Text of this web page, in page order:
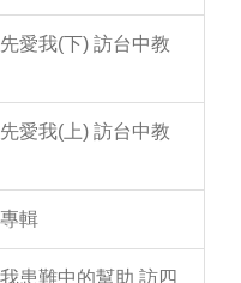
愛我(下) 訪台中教
愛我(上) 訪台中教
輯
患難中的幫助 訪四